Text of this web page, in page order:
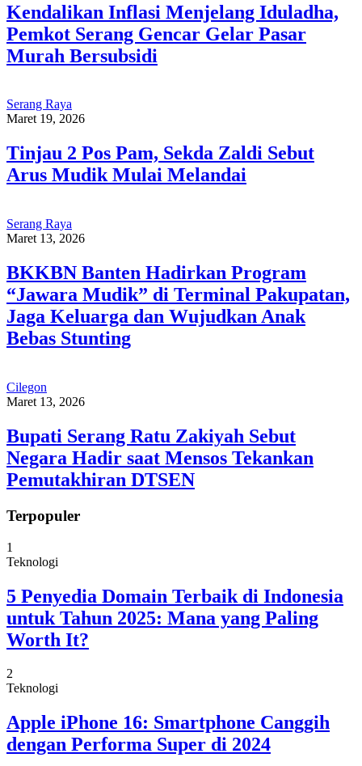
Kendalikan Inflasi Menjelang Iduladha,
Pemkot Serang Gencar Gelar Pasar
Murah Bersubsidi
Serang Raya
Maret 19, 2026
Tinjau 2 Pos Pam, Sekda Zaldi Sebut
Arus Mudik Mulai Melandai
Serang Raya
Maret 13, 2026
BKKBN Banten Hadirkan Program
“Jawara Mudik” di Terminal Pakupatan,
Jaga Keluarga dan Wujudkan Anak
Bebas Stunting
Cilegon
Maret 13, 2026
Bupati Serang Ratu Zakiyah Sebut
Negara Hadir saat Mensos Tekankan
Pemutakhiran DTSEN
Terpopuler
1
Teknologi
5 Penyedia Domain Terbaik di Indonesia
untuk Tahun 2025: Mana yang Paling
Worth It?
2
Teknologi
Apple iPhone 16: Smartphone Canggih
dengan Performa Super di 2024